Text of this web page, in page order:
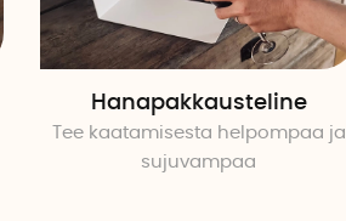
Hanapakkausteline
Tee kaatamisesta helpompaa ja
sujuvampaa